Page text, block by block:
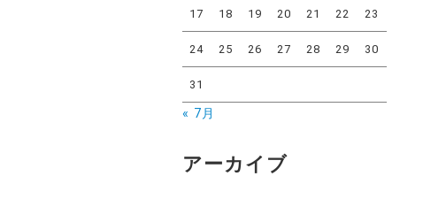
17 18 19 20 21 22 23
24 25 26 27 28 29 30
31
« 7月
アーカイブ